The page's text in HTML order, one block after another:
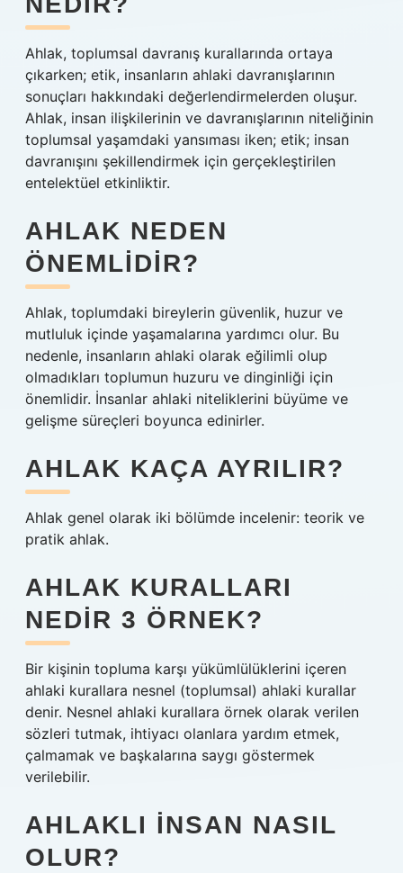
Ahlak, toplumsal davranış kurallarında ortaya
çıkarken; etik, insanların ahlaki davranışlarının
sonuçları hakkındaki değerlendirmelerden oluşur.
Ahlak, insan ilişkilerinin ve davranışlarının niteliğinin
toplumsal yaşamdaki yansıması iken; etik; insan
davranışını şekillendirmek için gerçekleştirilen
entelektüel etkinliktir.
AHLAK NEDEN
ÖNEMLIDIR?
Ahlak, toplumdaki bireylerin güvenlik, huzur ve
mutluluk içinde yaşamalarına yardımcı olur. Bu
nedenle, insanların ahlaki olarak eğilimli olup
olmadıkları toplumun huzuru ve dinginliği için
önemlidir. İnsanlar ahlaki niteliklerini büyüme ve
gelişme süreçleri boyunca edinirler.
AHLAK KAÇA AYRILIR?
Ahlak genel olarak iki bölümde incelenir: teorik ve
pratik ahlak.
AHLAK KURALLARI
NEDIR 3 ÖRNEK?
Bir kişinin topluma karşı yükümlülüklerini içeren
ahlaki kurallara nesnel (toplumsal) ahlaki kurallar
denir. Nesnel ahlaki kurallara örnek olarak verilen
sözleri tutmak, ihtiyacı olanlara yardım etmek,
çalmamak ve başkalarına saygı göstermek
verilebilir.
AHLAKLI INSAN NASIL
OLUR?